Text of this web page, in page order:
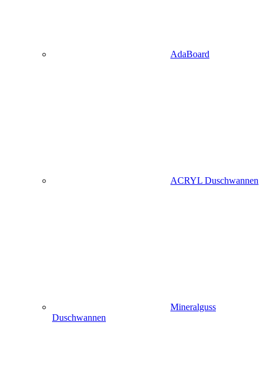
AdaBoard
ACRYL Duschwannen
Mineralguss
Duschwannen